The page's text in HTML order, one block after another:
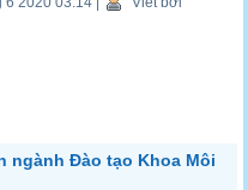
ngành Đào tạo Khoa Môi